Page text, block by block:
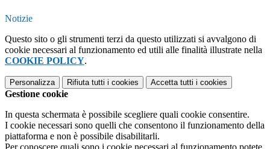
Notizie
Questo sito o gli strumenti terzi da questo utilizzati si avvalgono di
cookie necessari al funzionamento ed utili alle finalità illustrate nella
COOKIE POLICY.
Personalizza Rifiuta tutti i cookies Accetta tutti i cookies
Gestione cookie
In questa schermata è possibile scegliere quali cookie consentire.
I cookie necessari sono quelli che consentono il funzionamento della
piattaforma e non è possibile disabilitarli.